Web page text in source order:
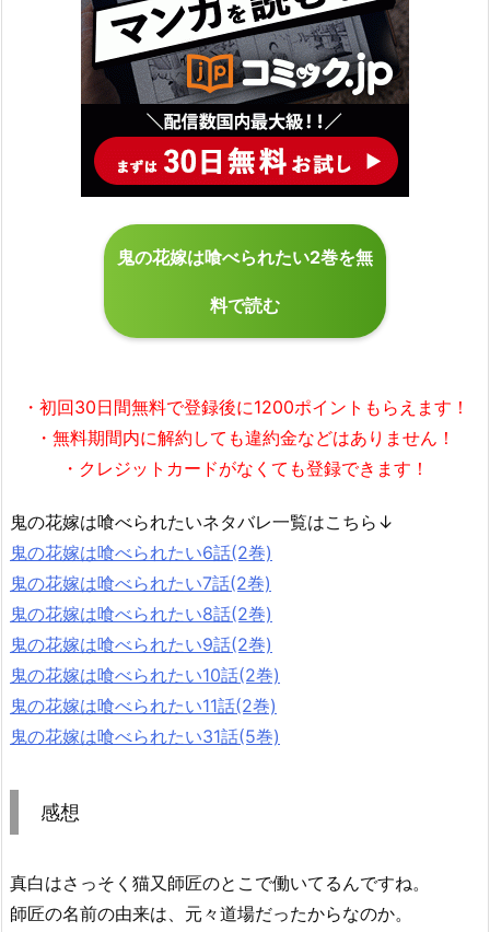
鬼の花嫁は喰べられたい2巻を無
料で読む
・初回30日間無料で登録後に1200ポイント もらえます！
・無料期間内に解約しても違約金などはありません！
・クレジットカードがなくても登録できます！
鬼の花嫁は喰べられたいネタバレ一覧はこちら↓
鬼の花嫁は喰べられたい6話(2巻)
鬼の花嫁は喰べられたい7話(2巻)
鬼の花嫁は喰べられたい8話(2巻)
鬼の花嫁は喰べられたい9話(2巻)
鬼の花嫁は喰べられたい10話(2巻)
鬼の花嫁は喰べられたい11話(2巻)
鬼の花嫁は喰べられたい31話(5巻)
感想
真白はさっそく猫又師匠のとこで働いてるんですね。
師匠の名前の由来は、元々道場だったからなのか。